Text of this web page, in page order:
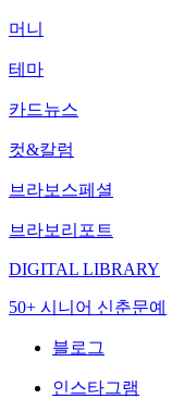
머니
테마
카드뉴스
컷&칼럼
브라보스페셜
브라보리포트
DIGITAL LIBRARY
50+ 시니어 신춘문예
블로그
인스타그램